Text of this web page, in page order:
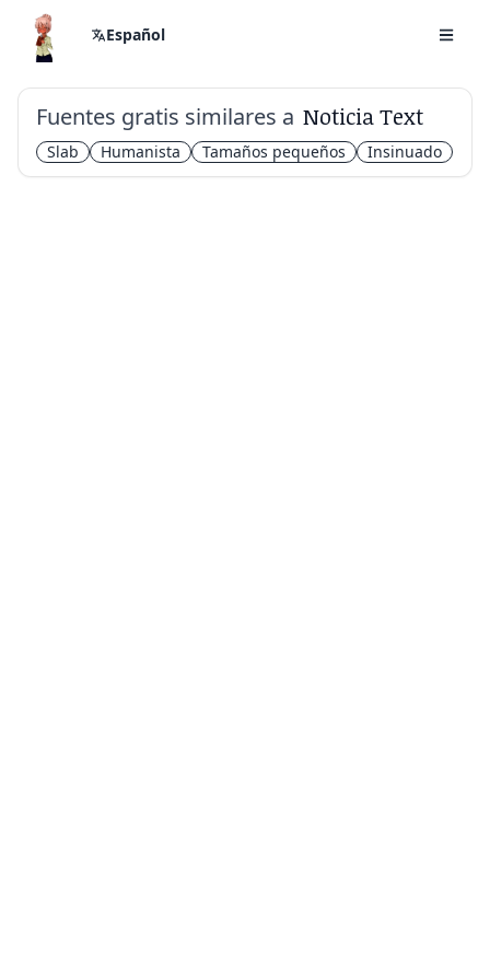
Español
Fuentes gratis similares a Noticia Text
Slab Humanista Tamaños pequeños Insinuado